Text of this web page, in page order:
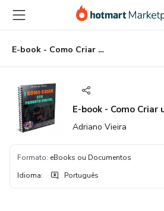
para
conteúdo
principal
para
pagamento
para
rodapé
E-book - Como Criar um Produto Digital
E-book - Como
Adriano Vieira
Formato: eBooks ou Documentos
Idioma: Português